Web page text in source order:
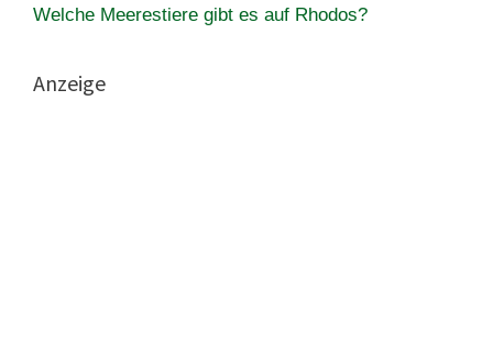
Welche Meerestiere gibt es auf Rhodos?
Anzeige